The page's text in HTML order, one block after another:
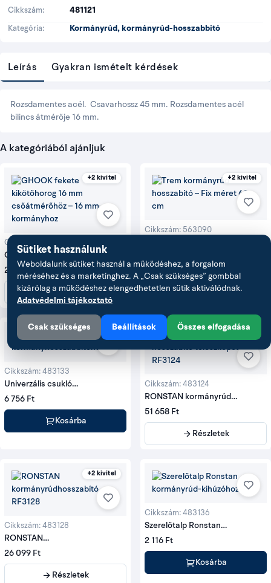
Cikkszám 481121
Kategória Kormányrúd, kormányrúd-hosszabbító
Leírás Gyakran ismételt kérdések
Rozsdamentes acél. Csavarhossz 45mm. Rozsdamentes acél
bilincs átmérője 16 mm.
A kategóriából ajánljuk
+2 kivitel
Cikkszám: 470042
GHOOK fekete kikötőhorog 16
mm csőátmérőhöz
2 185 Ft
Részletek
+2 kivitel
Cikkszám: 563090
Részletek
Cikkszám: 483133
Univerzális csukló
kormányhosszabbítóhoz
6 756 Ft
Kosárba
Cikkszám: 483124
RONSTAN kormányrúd
hosszabító teleszkópos
51 658 Ft
Részletek
+2 kivitel
Cikkszám: 483128
RONSTAN
kormányrúdhosszabító
26 099 Ft
Részletek
Cikkszám: 483136
Szerelőtalp Ronstan
kormányrúd-kihúzóhoz
2 116 Ft
Kosárba
Sütiket használunk
Weboldalunk sütiket használ a működéshez, a forgalom
méréséhez és a marketinghez. A „Csak szükséges” gombbal
kizárólag a működéshez elengedhetetlen sütik aktiválódnak.
Adatvédelmi tájékoztató
Csak szükséges Beállítások Összes elfogadása